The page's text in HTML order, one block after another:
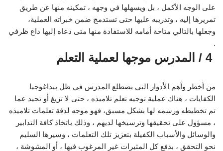
على الوجه الأكمل ، بل ويسهلها في وجهه ، تمكينه منها عن طريق
تمريرها إليه ، وتدريبه عليها حتى تستدمج ضمن خبراته العملية،
وجعلها بالتالي متاحة أمامه للاستفادة منها متى دعاه إليها داع ظرفي
.
4 / المدرس موجها لعملية التعلم
من أخطر وأهم الأدوار التي يضطلع المدرس في ظل بيداغوجيا
الكفايات ، هناك عملية توجيه تعلم تلاميذه ، حتى لا تزيغ أو تحيد عما
تم تخطيطه ورسمه لها بشكل مسبق، فهو موجه لدفة تعلمات تلاميذه
، مسؤول على تحقيقها وترسيخها لديهم ، وذلك باتخاذ كافة التدابير
والوسائل والأسباب الكفيلة بتعزيز تلك التعلمات ، وسيرها السليم
نحو التحقق ، بدفع كل المثيرات غير المرغوب فيها ، أو المشوشة ،